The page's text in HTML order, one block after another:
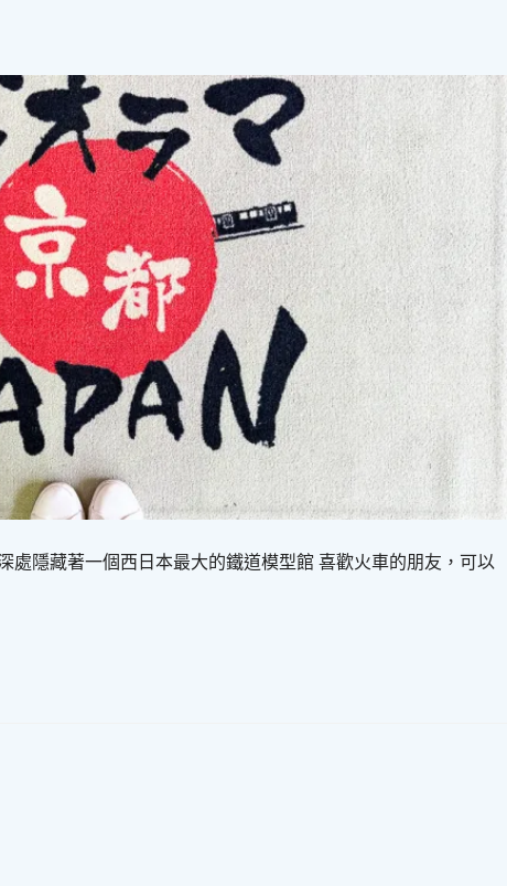
處隱藏著一個西日本最大的鐵道模型館 喜歡火車的朋友，可以